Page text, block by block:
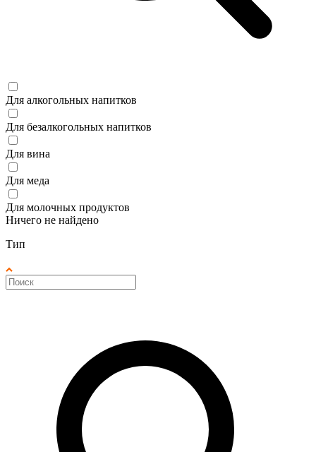
Для алкогольных напитков
Для безалкогольных напитков
Для вина
Для меда
Для молочных продуктов
Ничего не найдено
Тип